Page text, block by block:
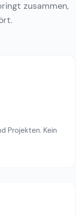
zusammen,
Projekten. Kein